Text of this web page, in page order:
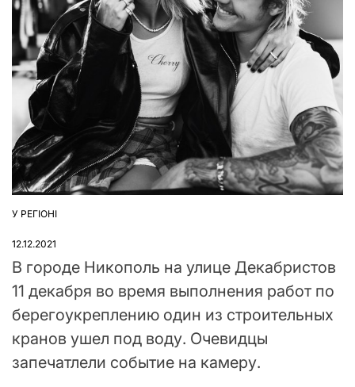
ОПУБЛІКУВАТИ
У РЕГІОНІ
12.12.2021
В городе Никополь на улице Декабристов
11 декабря во время выполнения работ по
берегоукреплению один из строительных
кранов ушел под воду. Очевидцы
запечатлели событие на камеру.